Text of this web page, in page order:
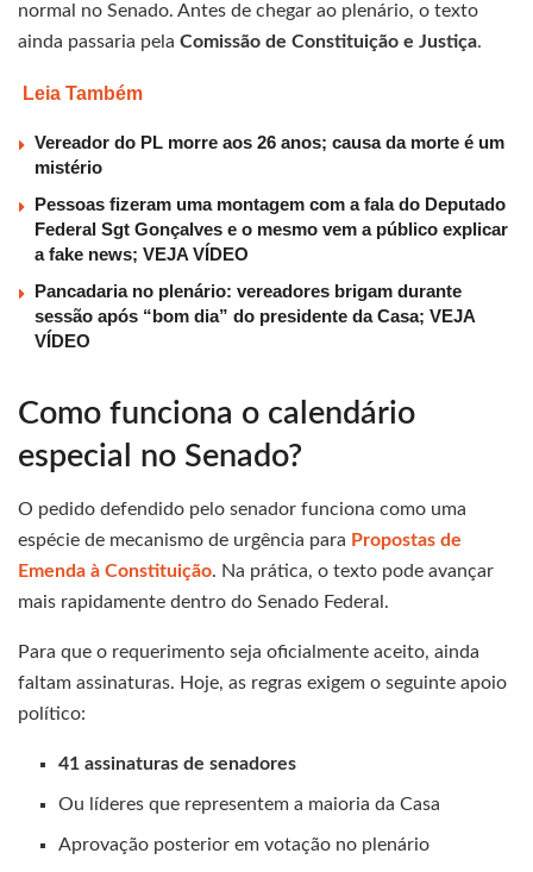
normal no Senado. Antes de chegar ao plenário, o texto
ainda passaria pela Comissão de Constituição e Justiça.
Leia Também
Vereador do PL morre aos 26 anos; causa da morte é um
mistério
Pessoas fizeram uma montagem com a fala do Deputado
Federal Sgt Gonçalves e o mesmo vem a público explicar
a fake news; VEJA VÍDEO
Pancadaria no plenário: vereadores brigam durante
sessão após “bom dia” do presidente da Casa; VEJA
VÍDEO
Como funciona o calendário
especial no Senado?
O pedido defendido pelo senador funciona como uma
espécie de mecanismo de urgência para Propostas de
Emenda à Constituição. Na prática, o texto pode avançar
mais rapidamente dentro do Senado Federal.
Para que o requerimento seja oficialmente aceito, ainda
faltam assinaturas. Hoje, as regras exigem o seguinte apoio
político:
41 assinaturas de senadores
Ou líderes que representem a maioria da Casa
Aprovação posterior em votação no plenário